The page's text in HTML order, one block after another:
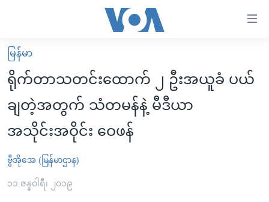
လွယ်ကူ
စေ
သည့်
Link
များ
ပင်မ
အကြောင်းအရာ
မူလစာမျက်နှာ
မြန်မာ
ကမ္ဘာ့သတင်းများ
နိုင်ငံတကာ
အစ္စရေး-ပါလက်စတိုင်း
ဗွီဒီယို
အင်္ဂလိပ်စာလေ့လာမယ်
မြန်မာ
ရိုက်တာသတင်းထောက် ၂ ဦးအယူခံ ပယ်
ချတဲ့အတွက် သံတမန်နဲ့ မီဒီယာ
အသိုင်းအဝိုင်း ဝေဖန်
ဗွီအိုအေ (မြန်မာဌာန)
၁၁ ဇန္နဝါရီ၊ ၂၀၁၉